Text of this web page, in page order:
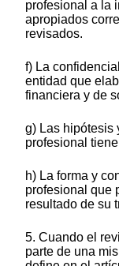
profesional a la
apropiados
revisados.
f) La
entidad que
financiera y de
g) Las hipótesis
profesional
h) La forma y
profesional que
resultado de su
5. Cuando el
parte de una